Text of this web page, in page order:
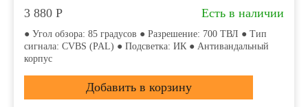
3 880 Р Есть в наличии
● Угол обзора: 85 градусов ● Разрешение: 700 ТВЛ ● Тип
сигнала: CVBS (PAL) ● Подсветка: ИК ● Антивандальный
корпус